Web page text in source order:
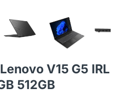
V15 G5 IRL
512GB